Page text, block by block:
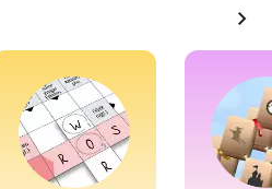
chevron_right